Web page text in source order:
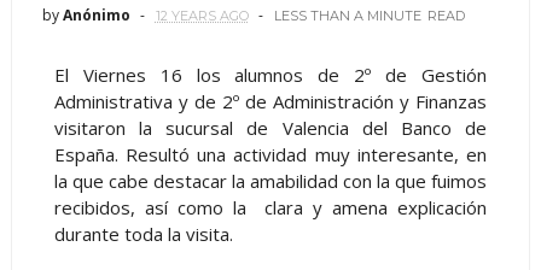
byAnónimo 12 YEARS AGO LESS THAN A MINUTE READ
El Viernes 16 los alumnos de 2º de Gestión
Administrativa y de 2º de Administración y Finanzas
visitaron la sucursal de Valencia del Banco de
España. Resultó una actividad muy interesante, en
la que cabe destacar la amabilidad con la que fuimos
recibidos, así como la clara y amena explicación
durante toda la visita.